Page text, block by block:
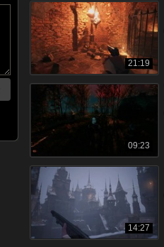
21:19
09:23
14:27